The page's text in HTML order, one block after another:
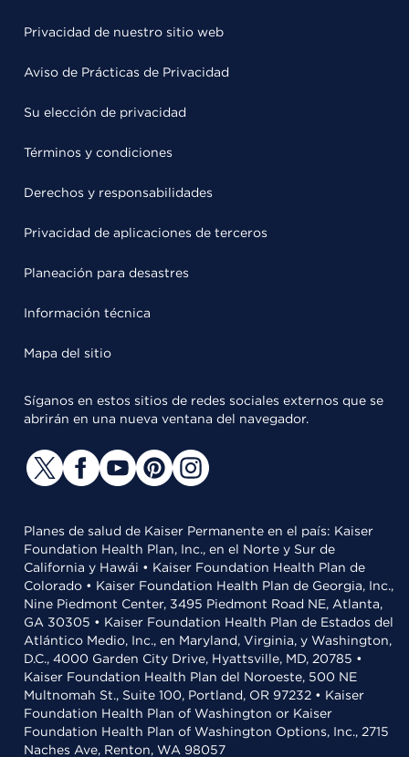
Privacidad de nuestro sitio web
Aviso de Prácticas de Privacidad
Su elección de privacidad
Términos y condiciones
Derechos y responsabilidades
Privacidad de aplicaciones de terceros
Planeación para desastres
Información técnica
Mapa del sitio
Síganos en estos sitios de redes sociales externos que se
abrirán en una nueva ventana del navegador.
Planes de salud de Kaiser Permanente en el país: Kaiser
Foundation Health Plan, Inc., en el Norte y Sur de
California y Hawái • Kaiser Foundation Health Plan de
Colorado • Kaiser Foundation Health Plan de Georgia, Inc.,
Nine Piedmont Center, 3495 Piedmont Road NE, Atlanta,
GA 30305 • Kaiser Foundation Health Plan de Estados del
Atlántico Medio, Inc., en Maryland, Virginia, y Washington,
D.C., 4000 Garden City Drive, Hyattsville, MD, 20785 •
Kaiser Foundation Health Plan del Noroeste, 500 NE
Multnomah St., Suite 100, Portland, OR 97232 • Kaiser
Foundation Health Plan of Washington or Kaiser
Foundation Health Plan of Washington Options, Inc., 2715
Naches Ave, Renton, WA 98057